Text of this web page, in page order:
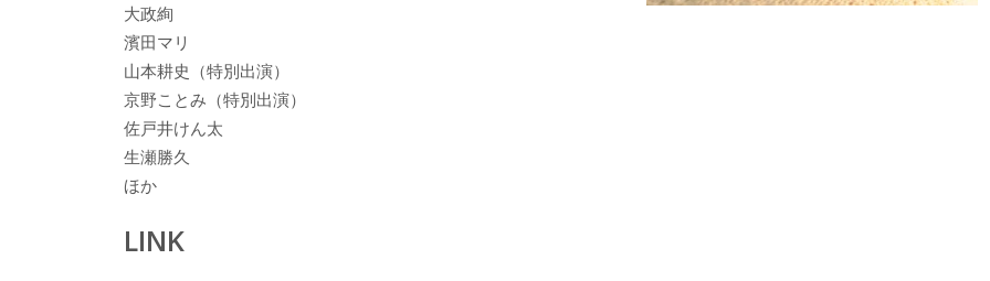
大政絢
濱田マリ
山本耕史（特別出演）
京野ことみ（特別出演）
佐戸井けん太
生瀬勝久
ほか
LINK